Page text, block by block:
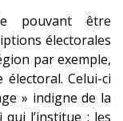
pouvant être
électorales
par exemple,
Celui-ci
» indigne de la
l’institue : les